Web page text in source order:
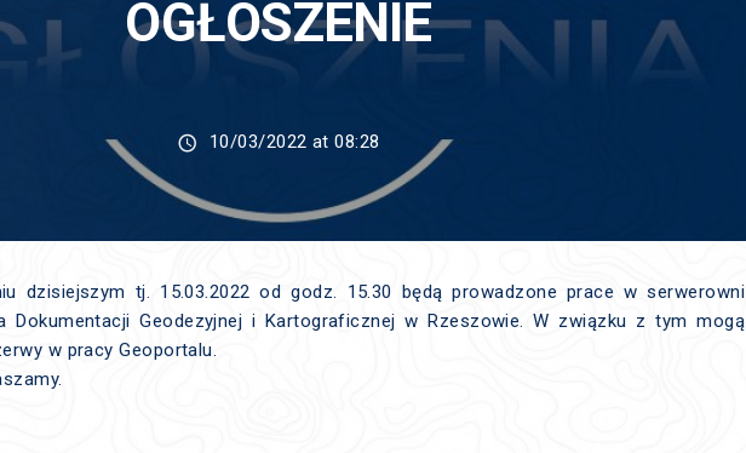
OGŁOSZENIE
10/03/2022 at 08:28
dzisiejszym tj. 15.03.2022 od godz. 15.30 będą prowadzone prace w serwerowni
Dokumentacji Geodezyjnej i Kartograficznej w Rzeszowie. W związku z tym mogą
w pracy Geoportalu.